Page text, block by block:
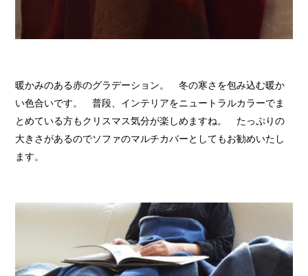
暖かみのある赤のグラデーション。 冬の寒さを包み込む暖か
い色合いです。 普段、インテリアをニュートラルカラーでま
とめている方もクリスマス気分が楽しめますね。 たっぷりの
大きさがあるのでソファのマルチカバーとしてもお勧めいたし
ます。